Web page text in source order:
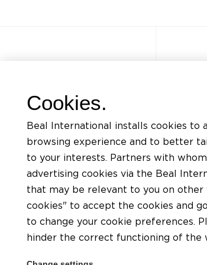
FAQ
Jobs
Contact
Politique de confidentialité
Conditions d’utilisation du site
Charte Cookies
Conditions générales
Cookies.
Beal International installs cookies to
browsing experience and to better
to your interests. Partners with
advertising cookies via the Beal
that may be relevant to you on other
cookies" to accept the cookies and
to change your cookie preferences.
hinder the correct functioning of the